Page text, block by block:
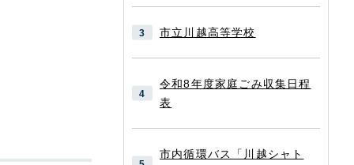
市立川越高等学校
令和8年度家庭ごみ収集日程
表
市内循環バス「川越シャト